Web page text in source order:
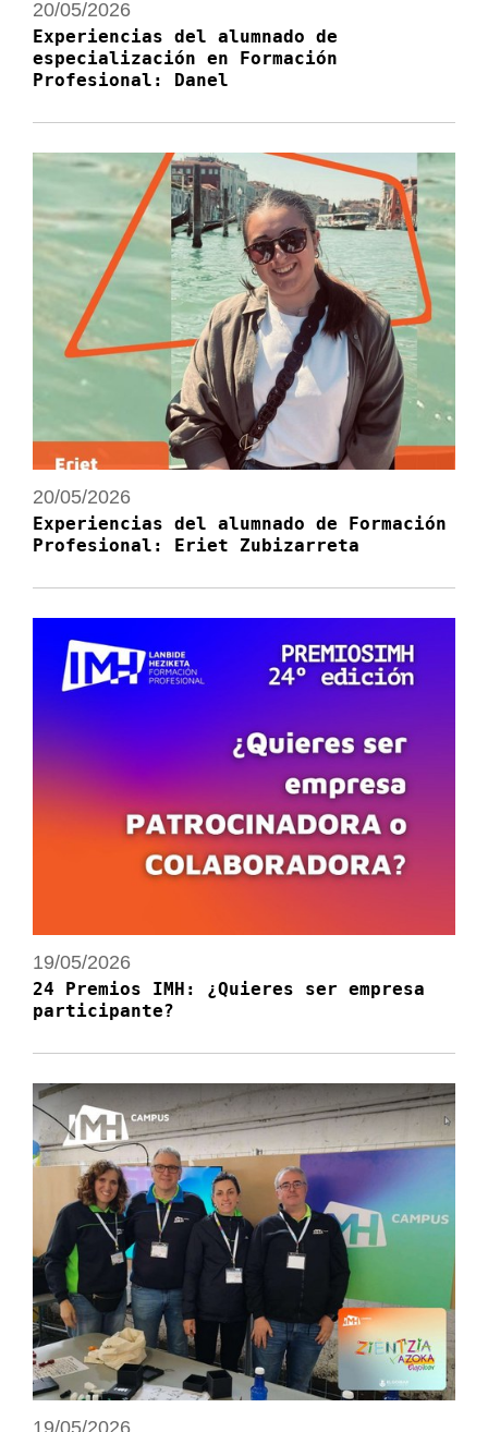
20/05/2026
Experiencias del alumnado de
especialización en Formación
Profesional: Danel
20/05/2026
Experiencias del alumnado de Formación
Profesional: Eriet Zubizarreta
19/05/2026
24 Premios IMH: ¿Quieres ser empresa
participante?
19/05/2026